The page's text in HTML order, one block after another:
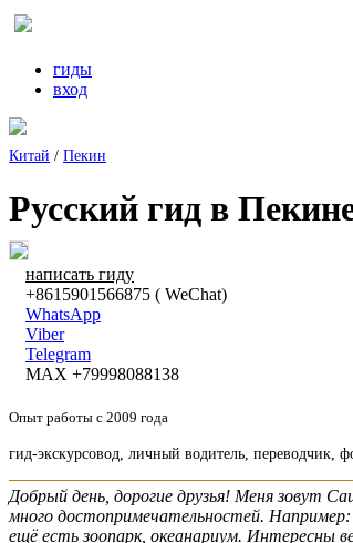
гиды
вход
Китай / Пекин
Русский гид в
написать гиду
+8615901566875 ( WeChat)
WhatsApp
Viber
Telegram
MAX +79998088138
Опыт работы с 2009 года
гид-экскурсовод, личный водитель, переводчик,
Добрый день, дорогие друзья! Меня зовут
много достопримечательностей.
ещё есть зоопарк, океанариум. Интересны